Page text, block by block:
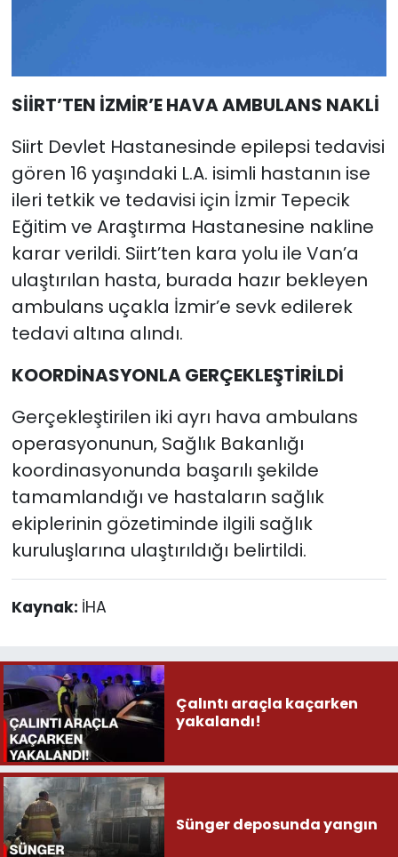
SİİRT’TEN İZMİR’E HAVA AMBULANS NAKLİ
Siirt Devlet Hastanesinde epilepsi tedavisi
gören 16 yaşındaki L.A. isimli hastanın ise
ileri tetkik ve tedavisi için İzmir Tepecik
Eğitim ve Araştırma Hastanesine nakline
karar verildi. Siirt’ten kara yolu ile Van’a
ulaştırılan hasta, burada hazır bekleyen
ambulans uçakla İzmir’e sevk edilerek
tedavi altına alındı.
KOORDİNASYONLA GERÇEKLEŞTİRİLDİ
Gerçekleştirilen iki ayrı hava ambulans
operasyonunun, Sağlık Bakanlığı
koordinasyonunda başarılı şekilde
tamamlandığı ve hastaların sağlık
ekiplerinin gözetiminde ilgili sağlık
kuruluşlarına ulaştırıldığı belirtildi.
Kaynak: İHA
Çalıntı araçla kaçarken
yakalandı!
Sünger deposunda yangın